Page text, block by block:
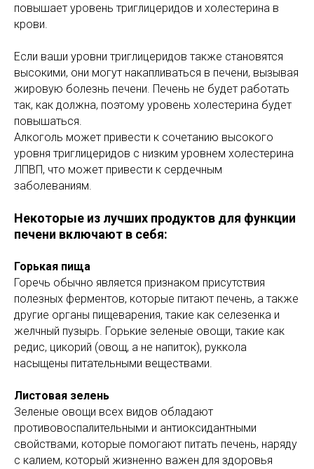
повышает уровень триглицеридов и холестерина в
крови.
Если ваши уровни триглицеридов также становятся
высокими, они могут накапливаться в печени, вызывая
жировую болезнь печени. Печень не будет работать
так, как должна, поэтому уровень холестерина будет
повышаться.
Алкоголь может привести к сочетанию высокого
уровня триглицеридов с низким уровнем холестерина
ЛПВП, что может привести к сердечным
заболеваниям.
Некоторые из лучших продуктов для функции
печени включают в себя:
Горькая пища
Горечь обычно является признаком присутствия
полезных ферментов, которые питают печень, а также
другие органы пищеварения, такие как селезенка и
желчный пузырь. Горькие зеленые овощи, такие как
редис, цикорий (овощ, а не напиток), руккола
насыщены питательными веществами.
Листовая зелень
Зеленые овощи всех видов обладают
противовоспалительными и антиоксидантными
свойствами, которые помогают питать печень, наряду
с калием, который жизненно важен для здоровья